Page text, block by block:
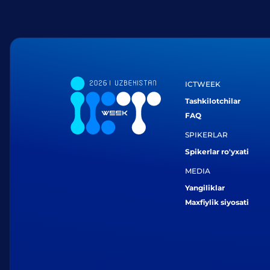
ICTWEEK
Tashkilotchilar
FAQ
SPIKERLAR
Spikerlar ro'yxati
MEDIA
Yangiliklar
Maxfiylik siyosati